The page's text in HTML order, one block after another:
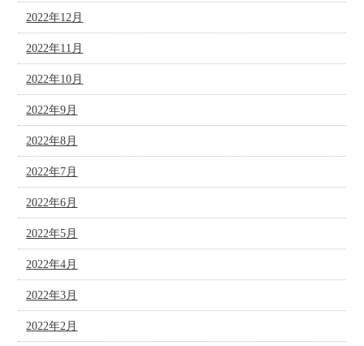
2022年12月
2022年11月
2022年10月
2022年9月
2022年8月
2022年7月
2022年6月
2022年5月
2022年4月
2022年3月
2022年2月